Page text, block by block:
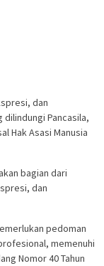
dan
Pancasila,
Hak Asasi Manusia
bagian dari
dan
pedoman
memenuhi
Nomor 40 Tahun